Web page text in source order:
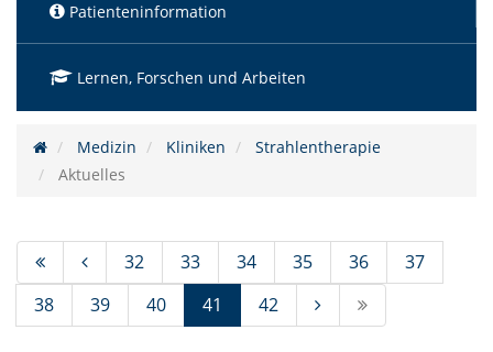
Patienteninformation
Lernen, Forschen und Arbeiten
Medizin Kliniken
Strahlentherapie
Aktuelles
32 33 34 35 36
37
38
39 40 41 (Standort)
42